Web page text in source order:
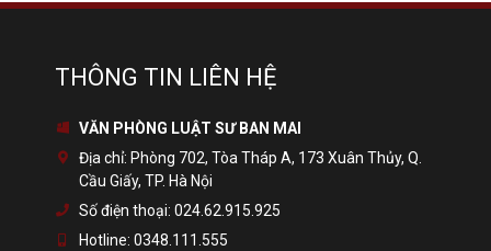
THÔNG TIN LIÊN HỆ
VĂN PHÒNG LUẬT SƯ BAN MAI
Địa chỉ: Phòng 702, Tòa Tháp A, 173 Xuân Thủy, Q.
Cầu Giấy, TP. Hà Nội
Số điện thoại: 024.62.915.925
Hotline: 0348.111.555